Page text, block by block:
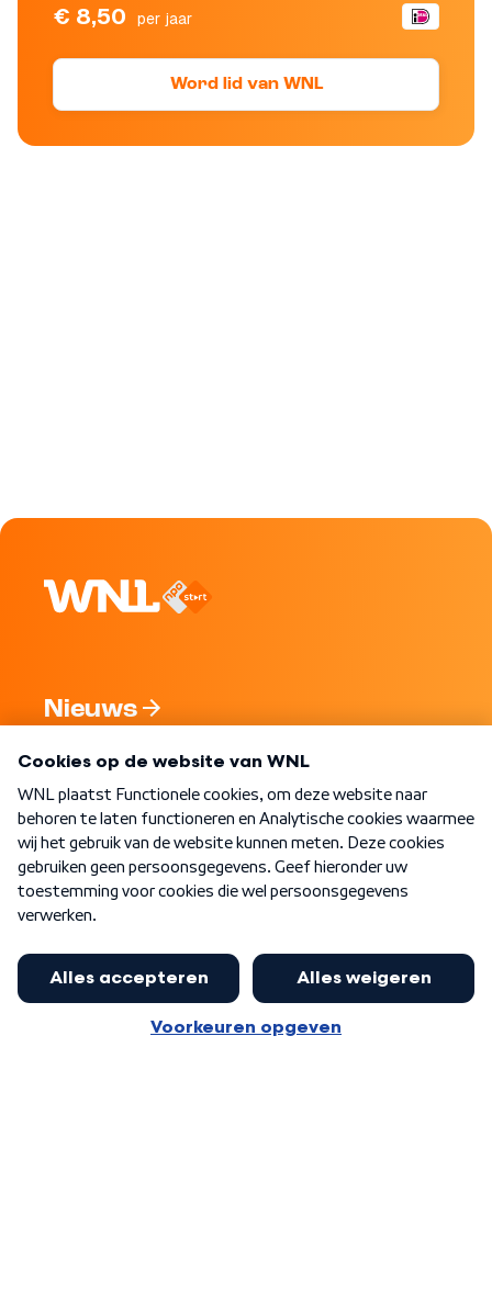
€ 8,50 per jaar
Word lid van WNL
Nieuws
Nieuwsbrief
Word Lid